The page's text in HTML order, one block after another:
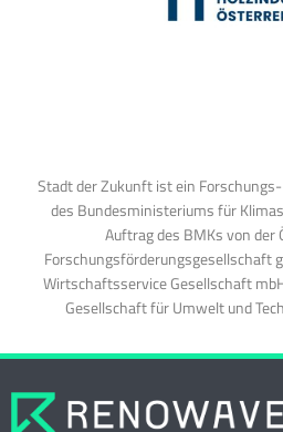
Stadt der Zukunft ist ein
des Bundesministeriums für
Auftrag des BMKs von der
Forschungsförderungsgesellschaft
Wirtschaftsservice Gesellschaft
Gesellschaft für Umwelt und